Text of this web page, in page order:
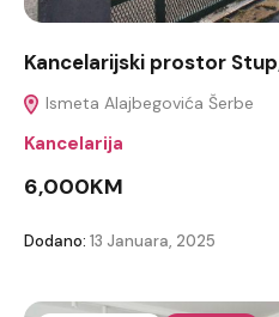
Kancelarijski prostor
Ismeta Alajbegovića Šerbe
Kancelarija
6,000KM
Dodano: 13 Januara, 2025